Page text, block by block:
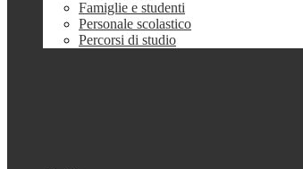
Famiglie e studenti
Personale scolastico
Percorsi di studio